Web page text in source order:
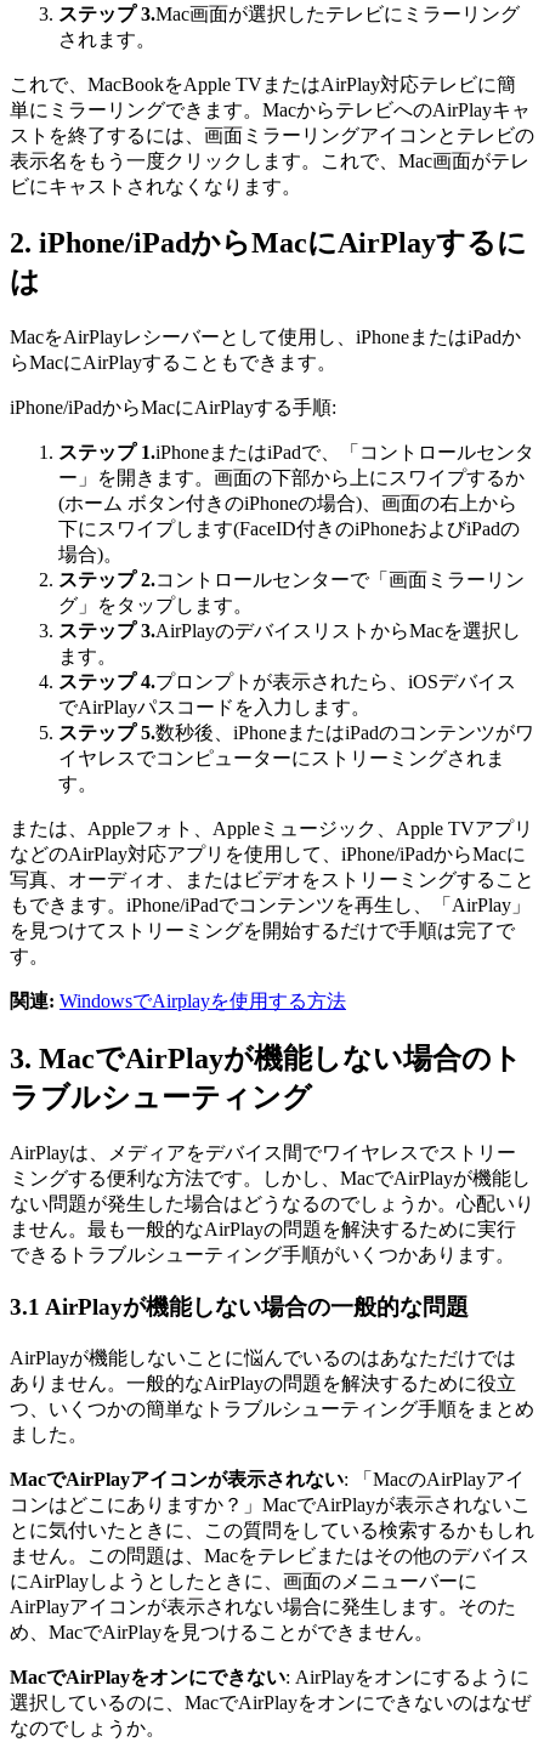
ステップ 3.Mac画面が選択したテレビにミラーリング
されます。
これで、MacBookをApple TVまたはAirPlay対応テレビに簡
単にミラーリングできます。MacからテレビへのAirPlayキャ
ストを終了するには、画面ミラーリングアイコンとテレビの
表示名をもう一度クリックします。これで、Mac画面がテレ
ビにキャストされなくなります。
2. iPhone/iPadからMacにAirPlayするに
は
MacをAirPlayレシーバーとして使用し、iPhoneまたはiPadか
らMacにAirPlayすることもできます。
iPhone/iPadからMacにAirPlayする手順:
ステップ 1.iPhoneまたはiPadで、「コントロールセンタ
ー」を開きます。画面の下部から上にスワイプするか
(ホーム ボタン付きのiPhoneの場合)、画面の右上から
下にスワイプします(FaceID付きのiPhoneおよびiPadの
場合)。
ステップ 2.コントロールセンターで「画面ミラーリン
グ」をタップします。
ステップ 3.AirPlayのデバイスリストからMacを選択し
ます。
ステップ 4.プロンプトが表示されたら、iOSデバイス
でAirPlayパスコードを入力します。
ステップ 5.数秒後、iPhoneまたはiPadのコンテンツがワ
イヤレスでコンピューターにストリーミングされま
す。
または、Appleフォト、Appleミュージック、Apple TVアプリ
などのAirPlay対応アプリを使用して、iPhone/iPadからMacに
写真、オーディオ、またはビデオをストリーミングすること
もできます。iPhone/iPadでコンテンツを再生し、「AirPlay」
を見つけてストリーミングを開始するだけで手順は完了で
す。
関連: WindowsでAirplayを使用する方法
3. MacでAirPlayが機能しない場合のト
ラブルシューティング
AirPlayは、メディアをデバイス間でワイヤレスでストリー
ミングする便利な方法です。しかし、MacでAirPlayが機能し
ない問題が発生した場合はどうなるのでしょうか。心配いり
ません。最も一般的なAirPlayの問題を解決するために実行
できるトラブルシューティング手順がいくつかあります。
3.1 AirPlayが機能しない場合の一般的な問題
AirPlayが機能しないことに悩んでいるのはあなただけでは
ありません。一般的なAirPlayの問題を解決するために役立
つ、いくつかの簡単なトラブルシューティング手順をまとめ
ました。
MacでAirPlayアイコンが表示されない: 「MacのAirPlayアイ
コンはどこにありますか？」MacでAirPlayが表示されないこ
とに気付いたときに、この質問をしている検索するかもしれ
ません。この問題は、Macをテレビまたはその他のデバイス
にAirPlayしようとしたときに、画面のメニューバーに
AirPlayアイコンが表示されない場合に発生します。そのた
め、MacでAirPlayを見つけることができません。
MacでAirPlayをオンにできない: AirPlayをオンにするように
選択しているのに、MacでAirPlayをオンにできないのはなぜ
なのでしょうか。